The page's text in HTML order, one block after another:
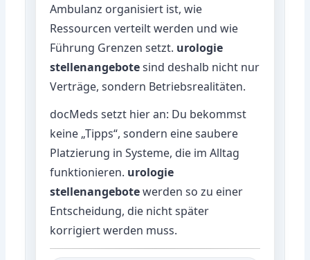
Ambulanz organisiert ist, wie
Ressourcen verteilt werden und wie
Führung Grenzen setzt. urologie
stellenangebotesind deshalb nicht nur
Verträge, sondern Betriebsrealitäten.
docMeds setzt hier an: Du bekommst
keine „Tipps“, sondern eine saubere
Platzierung in Systeme, die im Alltag
funktionieren. urologie
stellenangebotewerden so zu einer
Entscheidung, die nicht später
korrigiert werden muss.